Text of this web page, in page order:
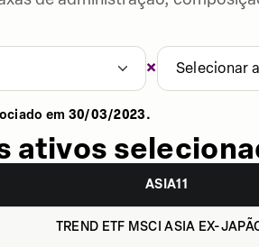
× Selecionar
em 30/03/2023.
ativos
ASIA11
TREND ETF MSCI ASIA EX-